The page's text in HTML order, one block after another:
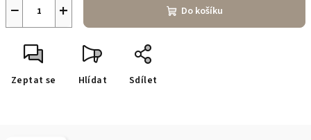
+
− Do košíku
Zeptat se Hlídat Sdílet